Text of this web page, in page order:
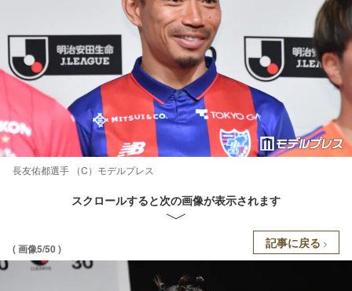
長友佑都選手 （C）モデルプレス
スクロールすると次の画像が表示されます
( 画像5/50 ) 記事に戻る